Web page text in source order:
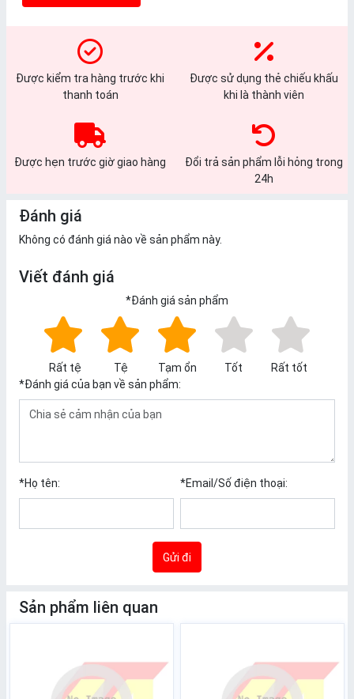
Được kiểm tra hàng trước khi
thanh toán
Được sử dụng thẻ chiếu khấu
khi là thành viên
Được hẹn trước giờ giao hàng
Đổi trả sản phẩm lỗi hỏng trong
24h
Đánh giá
Không có đánh giá nào về sản phẩm này.
Viết đánh giá
*Đánh giá sản phẩm
Rất tệ Tệ Tạm ổn Tốt
Rất tốt
*Đánh giá của bạn về sản phẩm:
*Họ tên: *Email/Số điện thoại:
Gửi đi
Sản phẩm liên quan